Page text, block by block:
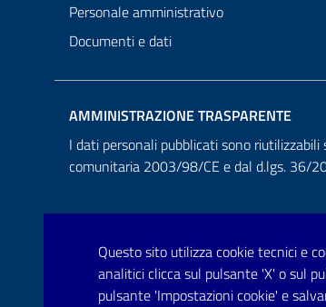
Questo sito utilizza cookie tecnici e
analitici clicca sul pulsante 'X' o sul
pulsante 'Impostazioni cookie' e
Personale amministrativo
Documenti e dati
AMMINISTRAZIONE TRASPARENTE
I dati personali pubblicati sono
comunitaria 2003/98/CE e dal d.lgs. 36/